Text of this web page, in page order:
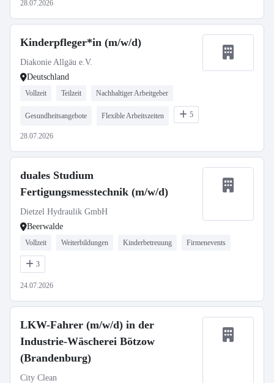
28.07.2026
Kinderpfleger*in (m/w/d)
Diakonie Allgäu e.V.
Deutschland
Vollzeit Teilzeit Nachhaltiger Arbeitgeber
Gesundheitsangebote Flexible Arbeitszeiten 5
28.07.2026
duales Studium
Fertigungsmesstechnik (m/w/d)
Dietzel Hydraulik GmbH
Beerwalde
Vollzeit Weiterbildungen Kinderbetreuung Firmenevents
3
24.07.2026
LKW-Fahrer (m/w/d) in der
Industrie-Wäscherei Bötzow
(Brandenburg)
City Clean